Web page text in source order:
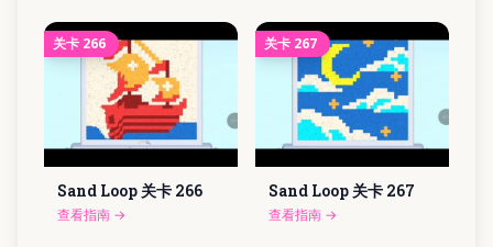
关卡 266
Sand Loop 关卡 266
查看指南 →
关卡 267
Sand Loop 关卡 267
查看指南 →